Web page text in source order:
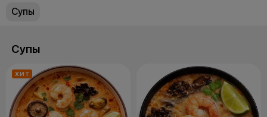
Супы
Супы
ХИТ